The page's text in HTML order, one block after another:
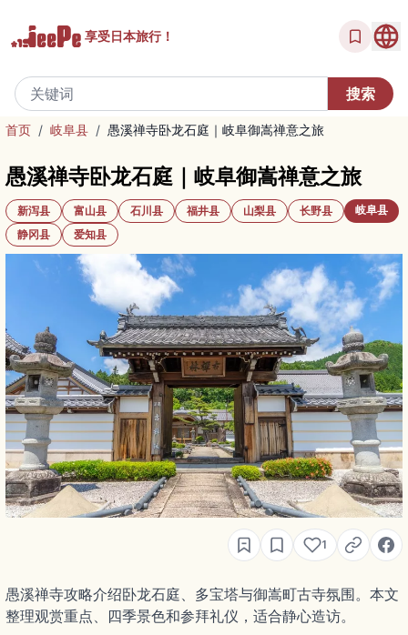
享受日本旅行！
首页 / 岐阜县 / 愚溪禅寺卧龙石庭｜岐阜御嵩禅意之旅
愚溪禅寺卧龙石庭｜岐阜御嵩禅意之旅
新泻县 富山县 石川县 福井县 山梨县 长野县
岐阜县
静冈县
爱知县
1
愚溪禅寺攻略介绍卧龙石庭、多宝塔与御嵩町古寺氛围。本文
整理观赏重点、四季景色和参拜礼仪，适合静心造访。